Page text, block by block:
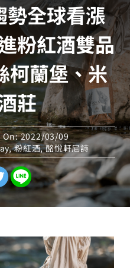
勢全球看漲
粉紅酒雙品
柯蘭堡、米
莊
2022/03/09
,粉紅酒,酩悅軒尼詩